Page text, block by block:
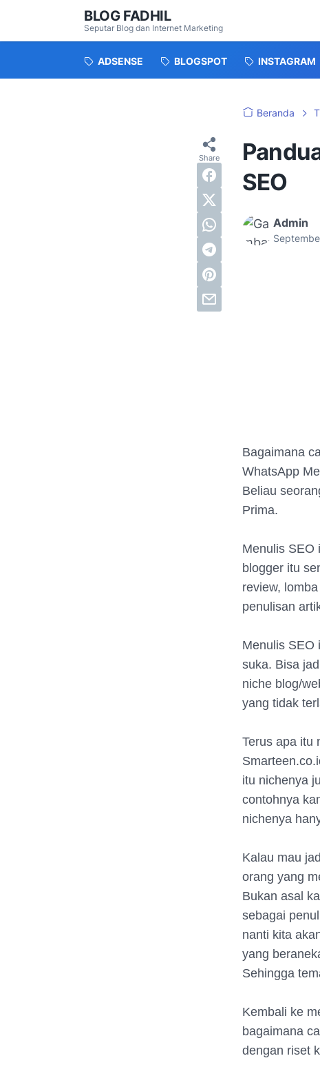
BLOG FADHIL
Seputar Blog dan Internet Marketing
ADSENSE BLOGSPOT INSTAGRAM
Beranda
SEO
Admin
Bagaimana
WhatsApp
Beliau
Prima.
Menulis SEO
blogger itu
review,
penulisan
Menulis SEO
suka. Bisa
niche blog/
yang tidak
Terus apa itu
itu nichenya
contohnya
nichenya
Kalau mau
orang yang
Bukan asal
sebagai
nanti kita
yang
Sehingga
Kembali ke
bagaimana
dengan riset